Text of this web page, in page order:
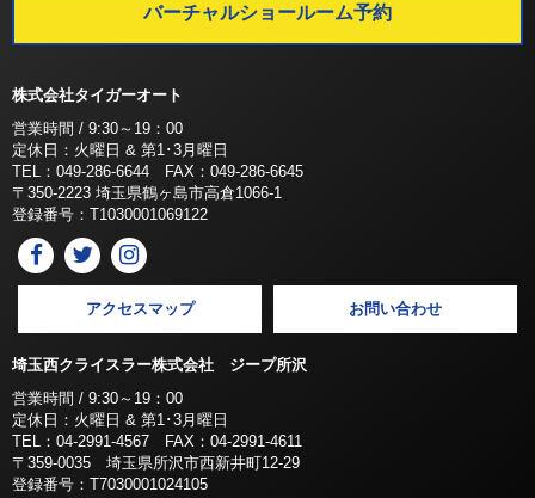
バーチャルショールーム予約
株式会社タイガーオート
営業時間 / 9:30～19：00
定休日：火曜日 & 第1･3月曜日
TEL：049-286-6644 FAX：049-286-6645
〒350-2223 埼玉県鶴ヶ島市高倉1066-1
登録番号：T1030001069122
アクセスマップ お問い合わせ
埼玉西クライスラー株式会社 ジープ所沢
営業時間 / 9:30～19：00
定休日：火曜日 & 第1･3月曜日
TEL：04-2991-4567 FAX：04-2991-4611
〒359-0035 埼玉県所沢市西新井町12-29
登録番号：T7030001024105